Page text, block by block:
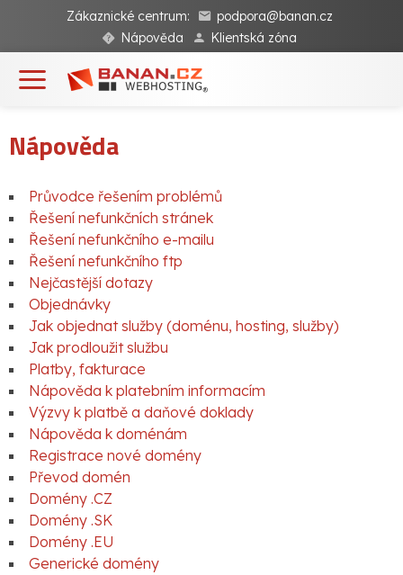
Zákaznické centrum:
podpora@banan.cz
Nápověda
Klientská zóna
Nápověda
Průvodce řešením problémů
Řešení nefunkčních stránek
Řešení nefunkčního e-mailu
Řešení nefunkčního ftp
Nejčastější dotazy
Objednávky
Jak objednat služby (doménu, hosting, služby)
Jak prodloužit službu
Platby, fakturace
Nápověda k platebním informacím
Výzvy k platbě a daňové doklady
Nápověda k doménám
Registrace nové domény
Převod domén
Domény .CZ
Domény .SK
Domény .EU
Generické domény